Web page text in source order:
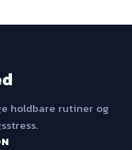
holdbare rutiner og